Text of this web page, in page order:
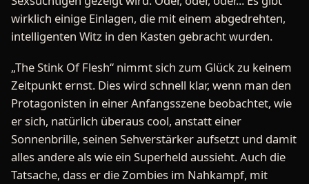
wirklich einige Einlagen, die mit einem abgedrehten,
intelligenten Witz in den Kasten gebracht wurden.
„The Stink Of Flesh“ nimmt sich zum Glück zu keinem
Zeitpunkt ernst. Dies wird schnell klar, wenn man den
Protagonisten in einer Anfangsszene beobachtet, wie
er sich, natürlich überaus cool, anstatt einer
Sonnenbrille, seinen Sehverstärker aufsetzt und damit
alles andere als wie ein Superheld aussieht. Auch die
Tatsache, dass er die Zombies im Nahkampf, mit